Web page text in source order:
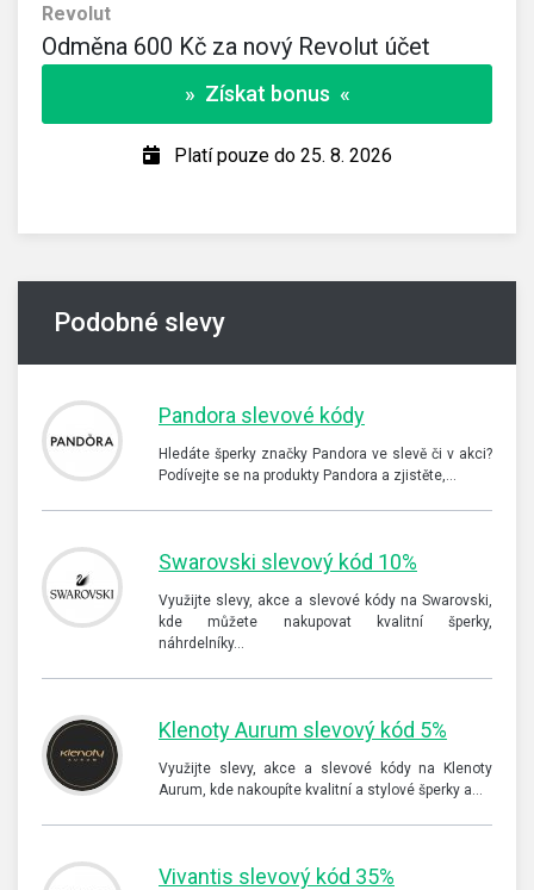
Revolut
Odměna 600 Kč za nový Revolut účet
» Získat bonus «
Platí pouze do 25. 8. 2026
Podobné slevy
Pandora slevové kódy
Hledáte šperky značky Pandora ve slevě či v akci?
Podívejte se na produkty Pandora a zjistěte,…
Swarovski slevový kód 10%
Využijte slevy, akce a slevové kódy na Swarovski,
kde můžete nakupovat kvalitní šperky,
náhrdelníky…
Klenoty Aurum slevový kód 5%
Využijte slevy, akce a slevové kódy na Klenoty
Aurum, kde nakoupíte kvalitní a stylové šperky a…
Vivantis slevový kód 35%